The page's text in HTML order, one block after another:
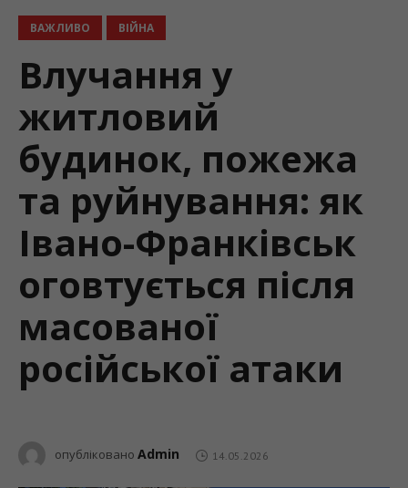
ВАЖЛИВО ВІЙНА
Влучання у
житловий
будинок, пожежа
та руйнування: як
Івано-Франківськ
оговтується після
масованої
російської атаки
опубліковано Admin 14.05.2026